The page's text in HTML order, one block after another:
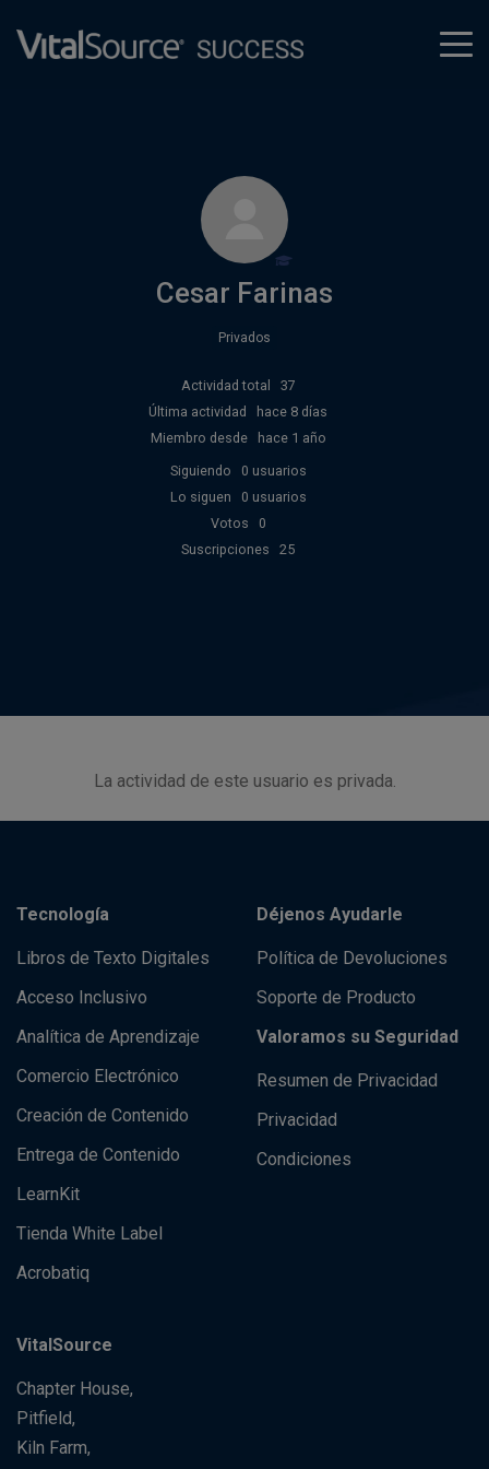
Cesar Farinas
Privados
Actividad total
37
Última actividad
hace 8 días
Miembro desde
hace 1 año
Siguiendo
0 usuarios
Lo siguen
0 usuarios
Votos
0
Suscripciones
25
La actividad de este usuario es privada.
Tecnología
Libros de Texto Digitales
Acceso Inclusivo
Analítica de Aprendizaje
Comercio Electrónico
Creación de Contenido
Entrega de Contenido
LearnKit
Tienda White Label
Acrobatiq
Déjenos Ayudarle
Política de Devoluciones
Soporte de Producto
Valoramos su Seguridad
Resumen de Privacidad
Privacidad
Condiciones
VitalSource
Chapter House,
Pitfield,
Kiln Farm,